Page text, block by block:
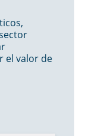
el valor de